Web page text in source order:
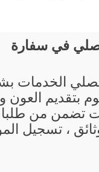
في سفارة
الخدمات
بتقديم
تضمن من
، تسجيل